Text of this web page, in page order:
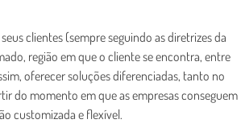
clientes (sempre seguindo as diretrizes da
região em que o cliente se encontra, entre
oferecer soluções diferenciadas, tanto no
do momento em que as empresas conseguem
customizada e flexível.